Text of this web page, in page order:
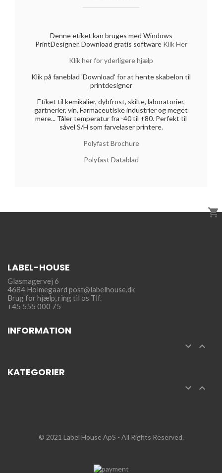
Denne etiket kan bruges med Windows
PrintDesigner. Download gratis software Klik Her
Klik her for yderligere hjælp
Klik på faneblad 'Download' for at hente skabelon til
printdesigner
Etiket til kemikalier, dybfrost, skilte, laboratorier,
gartnerier, vin, Farmaceutiske industrier og meget
mere... Tåler temperatur fra -40 til +80. Perfekt til
såvel S/H som farvelaser printere.
Polyfast Brochure
Polyfast Datablad
LABEL-HOUSE
Glasmagervej 6
4684 Holmegaard post@labelhouse.dk
Brug for hjælp,ring til os Tlf.
+45 555 000 75
INFORMATION
 
KATEGORIER
 
© 2021 Label House ApS - All Rights Reserved.
